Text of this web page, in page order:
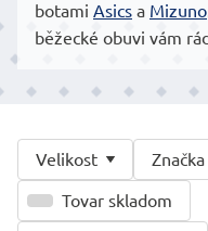
botami Asics a Mizuno
běžecké obuvi vám
Velikost Značka
Tovar skladom